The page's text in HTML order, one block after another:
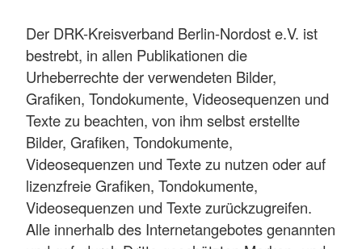
Der DRK-Kreisverband Berlin-Nordost e.V. ist
bestrebt, in allen Publikationen die
Urheberrechte der verwendeten Bilder,
Grafiken, Tondokumente, Videosequenzen und
Texte zu beachten, von ihm selbst erstellte
Bilder, Grafiken, Tondokumente,
Videosequenzen und Texte zu nutzen oder auf
lizenzfreie Grafiken, Tondokumente,
Videosequenzen und Texte zurückzugreifen.
Alle innerhalb des Internetangebotes genannten